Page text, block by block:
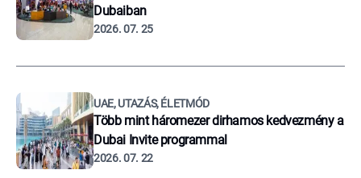
Dubaiban
2026. 07. 25
UAE, UTAZÁS, ÉLETMÓD
Több mint háromezer dirhamos kedvezmény a
Dubai Invite programmal
2026. 07. 22